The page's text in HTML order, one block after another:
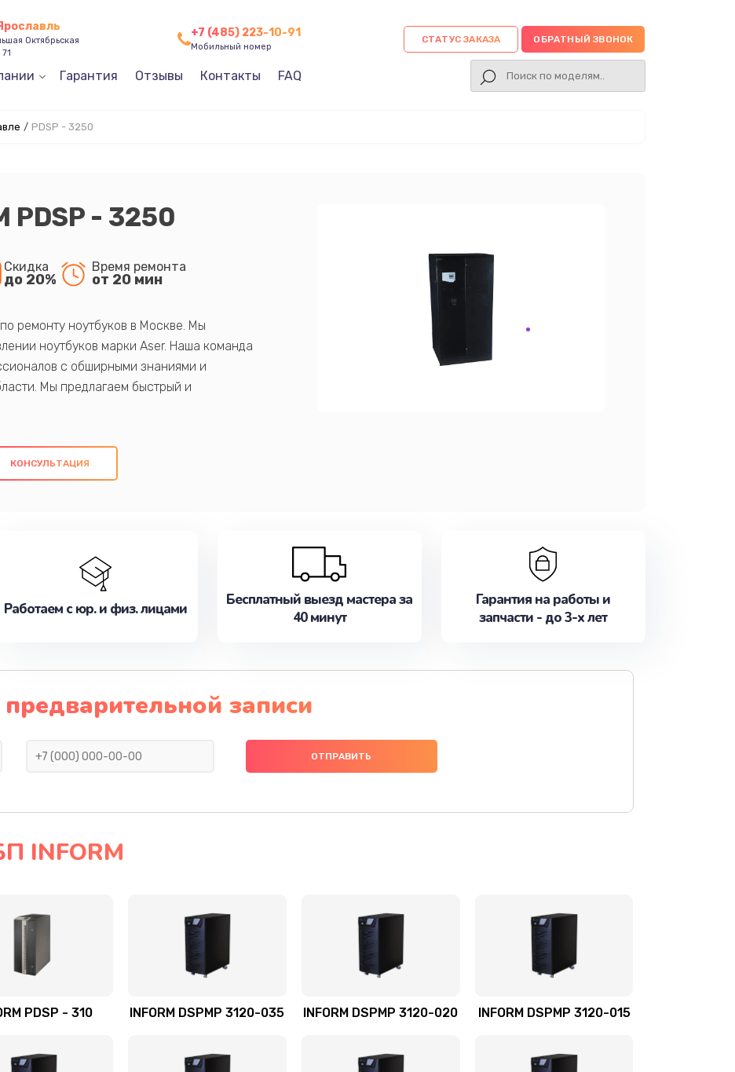
Октябрьская
+7 (485) 223-10-91
Мобильный номер
СТАТУС ЗАКАЗА ОБРАТНЫЙ ЗВОНОК
Гарантия Отзывы Контакты FAQ
/ PDSP - 3250
PDSP - 3250
Скидка
до 20%
Время ремонта
от 20 мин
ремонту ноутбуков в Москве. Мы
ноутбуков марки Aser. Наша команда
с обширными знаниями и
Мы предлагаем быстрый и
оригинальных компонентов, а также
обслуживание, удовлетворяя их
Не медлите записаться на ремонт уже
КОНСУЛЬТАЦИЯ
Работаем с юр. и физ. лицами
Бесплатный выезд мастера за
40 минут
Гарантия на работы и
запчасти - до 3-х лет
записи
INFORM
PDSP - 310 INFORM DSPMP 3120-035 INFORM DSPMP 3120-020 INFORM DSPMP 3120-015